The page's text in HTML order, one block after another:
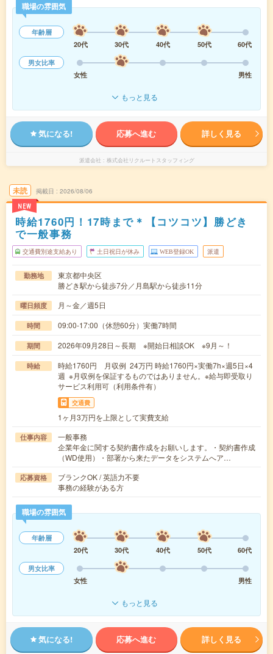
職場の雰囲気
年齢層
20代
30代 40代 50代
60代
男女比率
女性
男性
もっと見る
気になる! 応募へ進む 詳しく見る
派遣会社 株式会社リクルートスタッフィング
未読
NEW
掲載日 2026/08/06
時給1760円！17時まで＊【コツコツ】勝どき
で一般事務
交通費別途支給あり 土日祝日が休み WEB登録OK 派遣
勤務地
東京都中央区
勝どき駅から徒歩7分／月島駅から徒歩11分
曜日頻度 月～金／週5日
時間 09:00-17:00（休憩60分）実働7時間
期間 2026年09月28日～長期 ※開始日相談OK ※9月～！
時給
時給1760円 月収例 24万円 時給1760円×実働7h×週5日×4
週 ※月収例を保証するものではありません。※給与即受取り
サービス利用可（利用条件有）
交通費
1ヶ月3万円を上限として実費支給
仕事内容
一般事務
企業年金に関する契約書作成をお願いします。・契約書作成
（WD使用）・部署から来たデータをシステムへア…
応募資格
ブランクOK / 英語力不要
事務の経験がある方
職場の雰囲気
年齢層
20代
30代 40代 50代
60代
男女比率
女性
男性
もっと見る
気になる! 応募へ進む 詳しく見る